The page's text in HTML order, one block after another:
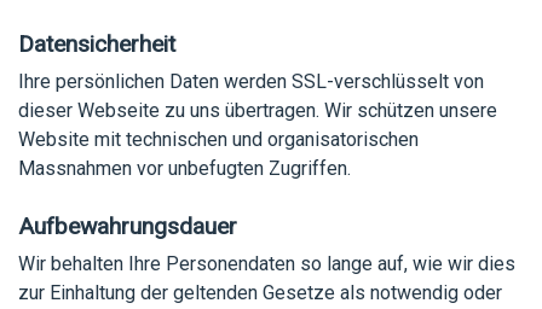
Datensicherheit
Ihre persönlichen Daten werden SSL-verschlüsselt von
dieser Webseite zu uns übertragen. Wir schützen unsere
Website mit technischen und organisatorischen
Massnahmen vor unbefugten Zugriffen.
Aufbewahrungsdauer
Wir behalten Ihre Personendaten so lange auf, wie wir dies
zur Einhaltung der geltenden Gesetze als notwendig oder